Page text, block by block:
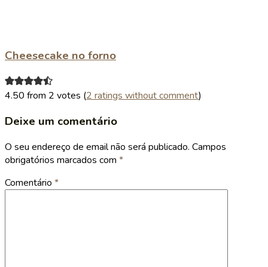
Cheesecake no forno
4.50 from 2 votes (2 ratings without comment)
Deixe um comentário
O seu endereço de email não será publicado. Campos
obrigatórios marcados com *
Comentário *